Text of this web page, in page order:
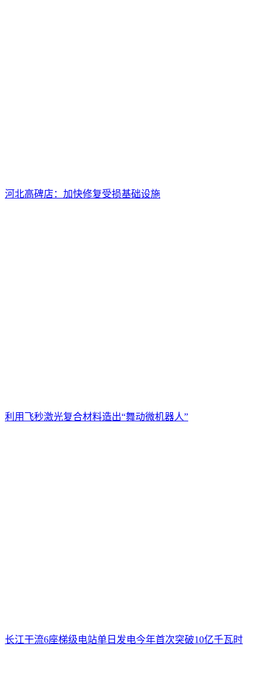
河北高碑店：加快修复受损基础设施
利用飞秒激光复合材料造出“舞动微机器人”
长江干流6座梯级电站单日发电今年首次突破10亿千瓦时